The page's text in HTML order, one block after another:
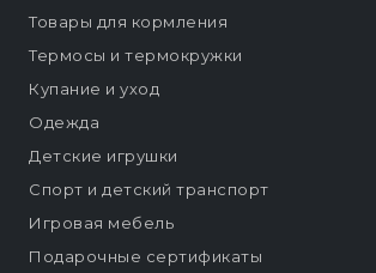
Товары для кормления
Термосы и термокружки
Купание и уход
Одежда
Детские игрушки
Спорт и детский транспорт
Игровая мебель
Подарочные сертификаты